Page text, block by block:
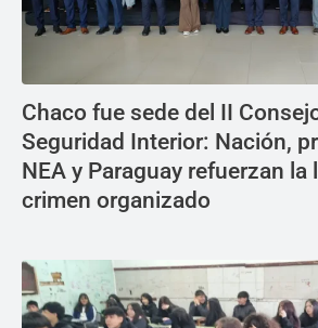
Chaco fue sede del II
Seguridad Interior: Nación,
NEA y Paraguay refuerzan la
crimen organizado